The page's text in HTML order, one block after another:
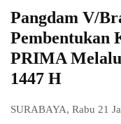
Pangdam V/
PRIMA
1447 H
SURABAYA, Rabu 21